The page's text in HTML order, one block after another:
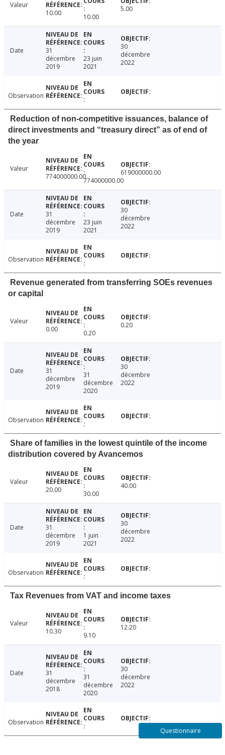
Valeur
10.00
10.00
5.00
Date
31
décembre
2019
23 juin
2021
30
décembre
2022
Observation
Reduction of non-competitive issuances, balance of
direct investments and “treasury direct” as of end of
the year
Valeur
774000000.00774000000.00
619000000.00
Date
31
décembre
2019
23 juin
2021
30
décembre
2022
Observation
Revenue generated from transferring SOEs revenues
or capital
Valeur
0.00
0.20
0.20
Date
31
décembre
2019
31
décembre
2020
30
décembre
2022
Observation
Share of families in the lowest quintile of the income
distribution covered by Avancemos
Valeur
20.00
30.00
40.00
Date
31
décembre
2019
1 juin
2021
30
décembre
2022
Observation
Tax Revenues from VAT and income taxes
Valeur
10.30
9.10
12.20
Date
31
décembre
2018
31
décembre
2020
30
décembre
2022
Observation
Questionnaire